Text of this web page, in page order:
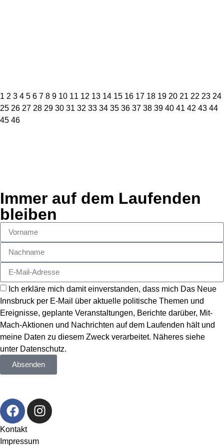
1 2 3 4 5 6 7 8 9 10 11 12 13 14 15 16 17 18 19 20 21 22 23 24
25 26 27 28 29 30 31 32 33 34 35 36 37 38 39 40 41 42 43 44
45 46
Immer auf dem Laufenden
bleiben
Ich erkläre mich damit einverstanden, dass mich Das Neue
Innsbruck per E-Mail über aktuelle politische Themen und
Ereignisse, geplante Veranstaltungen, Berichte darüber, Mit-
Mach-Aktionen und Nachrichten auf dem Laufenden hält und
meine Daten zu diesem Zweck verarbeitet. Näheres siehe
unter Datenschutz
Absenden
Kontakt
Impressum